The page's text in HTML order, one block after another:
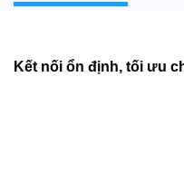
Kết nối ổn định, tối ưu